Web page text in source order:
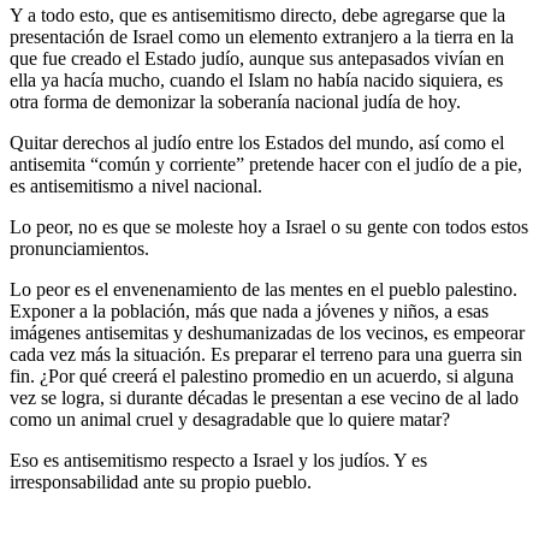
Y a todo esto, que es antisemitismo directo, debe agregarse que la
presentación de Israel como un elemento extranjero a la tierra en la
que fue creado el Estado judío, aunque sus antepasados vivían en
ella ya hacía mucho, cuando el Islam no había nacido siquiera, es
otra forma de demonizar la soberanía nacional judía de hoy.
Quitar derechos al judío entre los Estados del mundo, así como el
antisemita “común y corriente” pretende hacer con el judío de a pie,
es antisemitismo a nivel nacional.
Lo peor, no es que se moleste hoy a Israel o su gente con todos estos
pronunciamientos.
Lo peor es el envenenamiento de las mentes en el pueblo palestino.
Exponer a la población, más que nada a jóvenes y niños, a esas
imágenes antisemitas y deshumanizadas de los vecinos, es empeorar
cada vez más la situación. Es preparar el terreno para una guerra sin
fin. ¿Por qué creerá el palestino promedio en un acuerdo, si alguna
vez se logra, si durante décadas le presentan a ese vecino de al lado
como un animal cruel y desagradable que lo quiere matar?
Eso es antisemitismo respecto a Israel y los judíos. Y es
irresponsabilidad ante su propio pueblo.